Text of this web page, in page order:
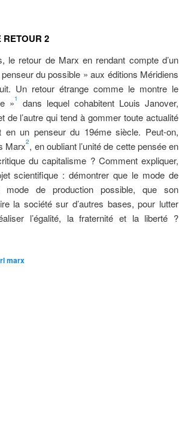
RETOUR 2
le retour de Marx en rendant compte d’un
du possible » aux éditions Méridiens
Un retour étrange comme le montre le
»1
dans lequel cohabitent Louis Janover,
de l’autre qui tend à gommer toute actualité
un penseur du 19éme siècle. Peut-on,
Marx2, en oubliant l’unité de cette pensée en
du capitalisme ? Comment expliquer,
scientifique : démontrer que le mode de
mode de production possible, que son
la société sur d’autres bases, pour lutter
l’égalité, la fraternité et la liberté ?
marx